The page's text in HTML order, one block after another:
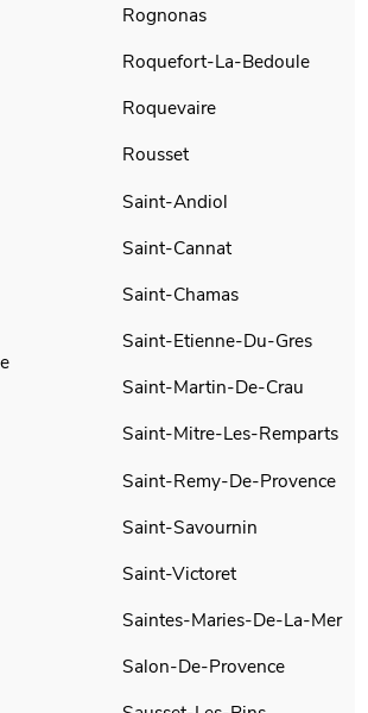
Rognonas
Roquefort-La-Bedoule
Roquevaire
Rousset
Saint-Andiol
Saint-Cannat
Saint-Chamas
Saint-Etienne-Du-Gres
Saint-Martin-De-Crau
Saint-Mitre-Les-Remparts
Saint-Remy-De-Provence
Saint-Savournin
Saint-Victoret
Saintes-Maries-De-La-Mer
Salon-De-Provence